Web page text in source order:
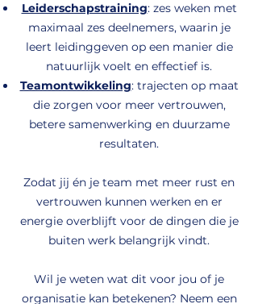
Leiderschapstraining: zes weken met
maximaal zes deelnemers, waarin je
leert leidinggeven op een manier die
natuurlijk voelt en effectief is.
Teamontwikkeling: trajecten op maat
die zorgen voor meer vertrouwen,
betere samenwerking en duurzame
resultaten.
Zodat jij én je team met meer rust en
vertrouwen kunnen werken en er
energie overblijft voor de dingen die je
buiten werk belangrijk vindt.
Wil je weten wat dit voor jou of je
organisatie kan betekenen? Neem een